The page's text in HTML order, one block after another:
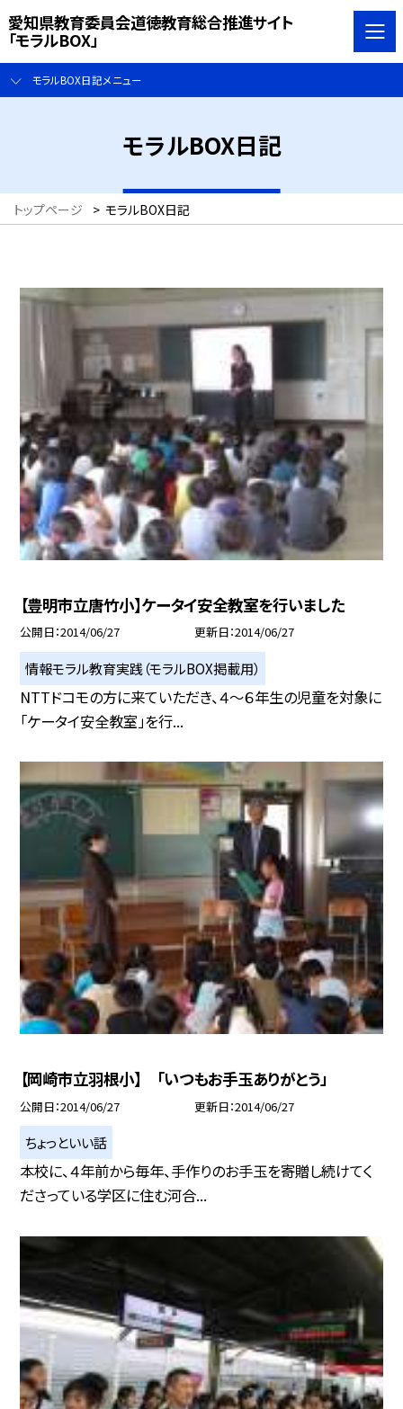
愛知県教育委員会道徳教育総合推進サイト
「モラルBOX」
モラルBOX日記メニュー
モラルBOX日記
トップページ > モラルBOX日記
【豊明市立唐竹小】ケータイ安全教室を行いました
公開日 2014/06/27 更新日 2014/06/27
情報モラル教育実践（モラルBOX掲載用）
NTTドコモの方に来ていただき、４〜６年生の児童を対象に
「ケータイ安全教室」を行...
【岡崎市立羽根小】 「いつもお手玉ありがとう」
公開日 2014/06/27 更新日 2014/06/27
ちょっといい話
本校に、４年前から毎年、手作りのお手玉を寄贈し続けてく
ださっている学区に住む河合...